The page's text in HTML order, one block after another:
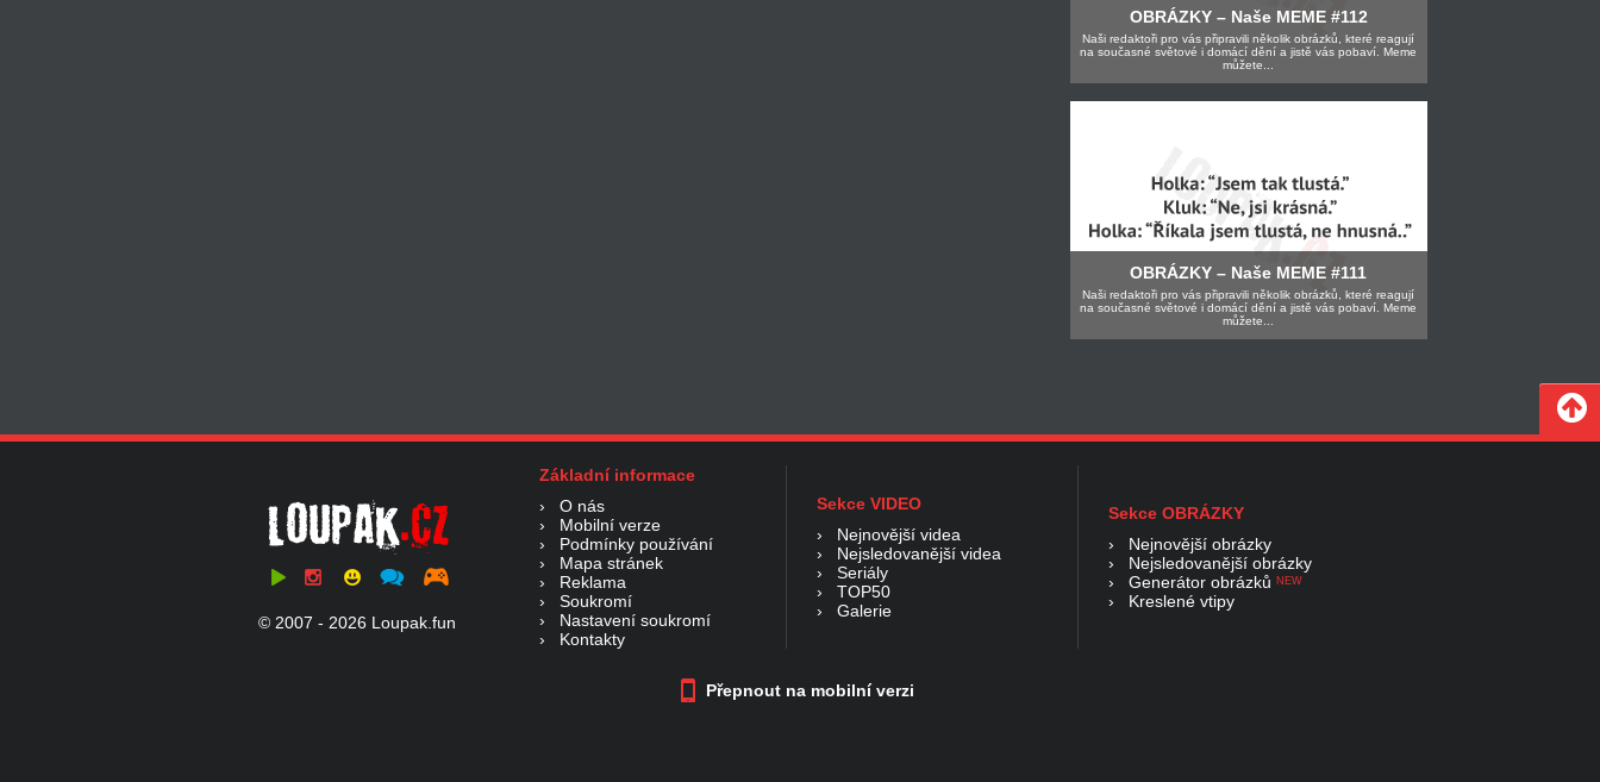
OBRÁZKY – Naše MEME #112
Naši redaktoři pro vás připravili několik obrázků, které reagují
na současné světové i domácí dění a jistě vás pobaví. Meme
můžete...
OBRÁZKY – Naše MEME #111
Naši redaktoři pro vás připravili několik obrázků, které reagují
na současné světové i domácí dění a jistě vás pobaví. Meme
můžete...
© 2007 - 2026 Loupak.fun
Základní informace
› O nás
› Mobilní verze
› Podmínky používání
› Mapa stránek
› Reklama
› Soukromí
› Nastavení soukromí
› Kontakty
Sekce VIDEO
› Nejnovější videa
› Nejsledovanější videa
› Seriály
› TOP50
› Galerie
Sekce OBRÁZKY
› Nejnovější obrázky
› Nejsledovanější obrázky
› Generátor obrázků NEW
› Kreslené vtipy
Přepnout na mobilní verzi